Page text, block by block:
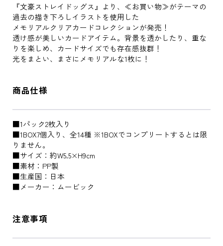
『文豪ストレイドッグス』より、≪お買い物≫がテーマの
過去の描き下ろしイラストを使用した
メモリアルクリアカードコレクションが発売！
透け感が美しいカードアイテム。背景を透かしたり、重な
りを楽しめ、カードサイズでも存在感抜群！
光をまとい、まさにメモリアルな1枚に！
商品仕様
■1パック2枚入り
■1BOX7個入り、全14種 ※1BOXでコンプリートするとは限
りません。
■サイズ：約W5.5×H9cm
■素材：PP製
■生産国：日本
■メーカー：ムービック
注意事項